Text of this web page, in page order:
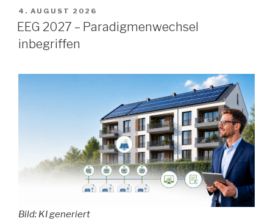
VERÖFFENTLICHT
AM
4. AUGUST 2026
EEG 2027 – Paradigmenwechsel
inbegriffen
Bild: KI generiert